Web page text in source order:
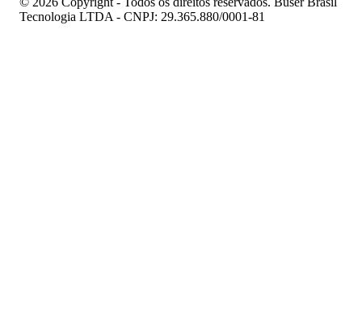
Tecnologia LTDA - CNPJ: 29.365.880/0001-81